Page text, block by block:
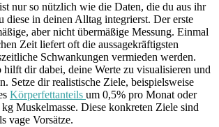
nur so nützlich wie die Daten, die du aus ihr
diese in deinen Alltag integrierst. Der erste
aber nicht übermäßige Messung. Einmal
Zeit liefert oft die aussagekräftigsten
Schwankungen vermieden werden.
dir dabei, deine Werte zu visualisieren und
Setze dir realistische Ziele, beispielsweise
Körperfettanteils um 0,5% pro Monat oder
Muskelmasse. Diese konkreten Ziele sind
vage Vorsätze.